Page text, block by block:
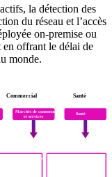
la détection des
du réseau et l’accès
on-premise ou
offrant le délai de
monde.
objets (IdO) d’entreprise Internet des objets médicaux (IoMT)
Santé
Commercial
Marchés de consommation
et services
Santé